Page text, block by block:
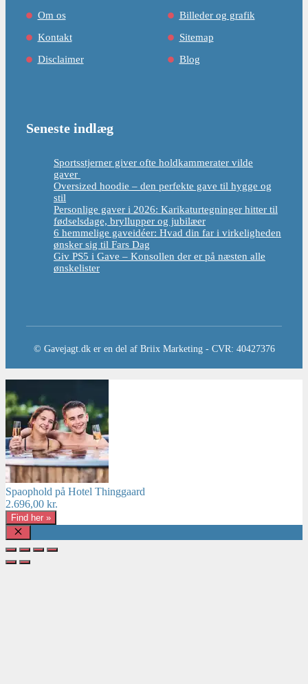
Om os
Kontakt
Disclaimer
Billeder og grafik
Sitemap
Blog
Seneste indlæg
Sportsstjerner giver ofte holdkammerater vilde
gaver
Oversized hoodie – den perfekte gave til hygge og
stil
Personlige gaver i 2026: Karikaturtegninger hitter til
fødselsdage, bryllupper og jubilæer
6 hemmelige gaveidéer: Hvad din far i virkeligheden
ønsker sig til Fars Dag
Giv PS5 i Gave – Konsollen der er på næsten alle
ønskelister
© Gavejagt.dk er en del af Briix Marketing - CVR: 40427376
Spaophold på Hotel Thinggaard
2.696,00 kr.
Find her »
Luk